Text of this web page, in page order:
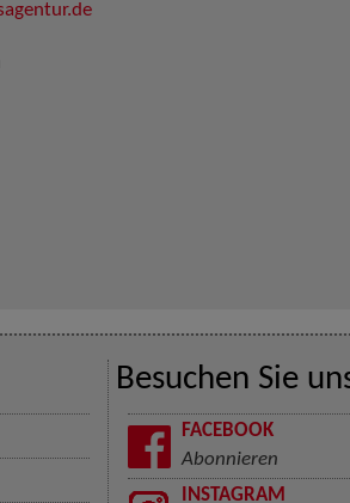
Besuchen Sie
FACEBOOK
Abonnieren
INSTAGRAM